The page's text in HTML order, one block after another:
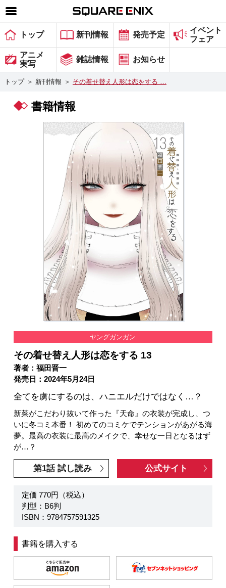
SQUARE ENIX 公式サイトメニュー
ゲーム
マガジン＆ブックス
グッズ
会社情報 採用情報
スクウェア・エニックス サイト内検索
トップ 新刊情報 発売予定
イベント
フェア
アニメ
実写
雑誌情報 お知らせ
トップ ＞ 新刊情報 ＞ その着せ替え人形は恋をする …
書籍情報
ヤングガンガン
その着せ替え人形は恋をする 13
著者：福田晋一
発売日：2024年5月24日
全てを虜にするのは、ハニエルだけではなく…？
新菜がこだわり抜いて作った『天命』の衣装が完成し、つ
いに冬コミ本番！ 初めてのコミケでテンションがあがる海
夢。最高の衣装に最高のメイクで、幸せな一日となるはず
が…？
第1話 試し読み 公式サイト
定価 770円（税込）
判型：B6判
ISBN：9784757591325
書籍を購入する